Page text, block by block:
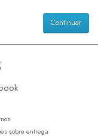
Continuar
sobre entrega